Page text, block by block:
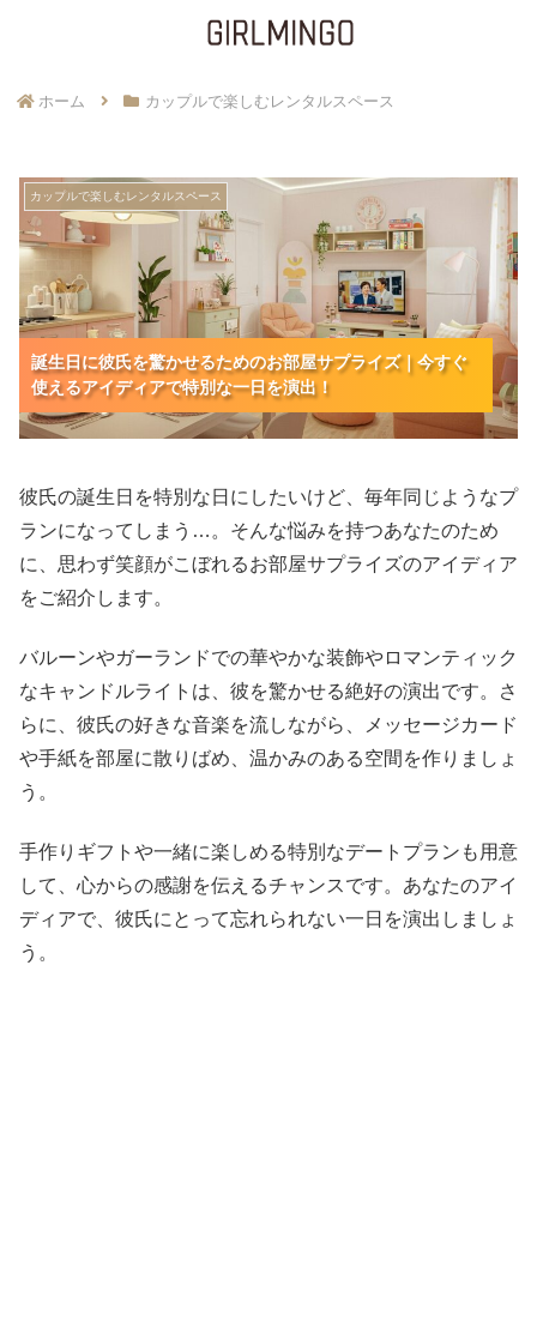
ホーム カップルで楽しむレンタルスペース
誕生日に彼氏を驚かせるためのお部屋サプライズ
｜今すぐ使えるアイディアで特別な一日を演出！
誕生日に彼氏を驚かせるためのお部屋サプライズ｜今すぐ
使えるアイディアで特別な一日を演出！
誕生日に彼氏を驚かせるためのお部屋サプライズ｜今すぐ
使えるアイディアで特別な一日を演出！
カップルで楽しむレンタルスペース
彼氏の誕生日を特別な日にしたいけど、毎年同じようなプ
ランになってしまう…。そんな悩みを持つあなたのため
に、思わず笑顔がこぼれるお部屋サプライズのアイディア
をご紹介します。
バルーンやガーランドでの華やかな装飾やロマンティック
なキャンドルライトは、彼を驚かせる絶好の演出です。さ
らに、彼氏の好きな音楽を流しながら、メッセージカード
や手紙を部屋に散りばめ、温かみのある空間を作りましょ
う。
手作りギフトや一緒に楽しめる特別なデートプランも用意
して、心からの感謝を伝えるチャンスです。あなたのアイ
ディアで、彼氏にとって忘れられない一日を演出しましょ
う。